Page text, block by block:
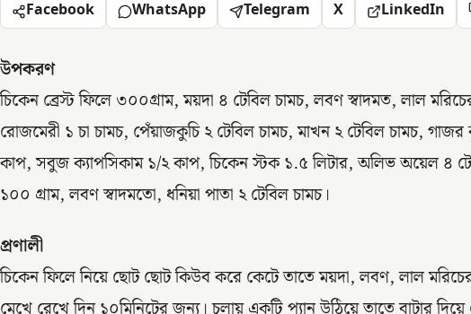
Facebook WhatsApp Telegram X LinkedIn
উপকরণ
চিকেন ব্রেস্ট ফিলে ৩০০গ্রাম, ময়দা ৪ টেবিল চামচ, লবণ স্বাদমত, লাল
রোজমেরী ১ চা চামচ, পেঁয়াজকুচি ২ টেবিল চামচ, মাখন ২ টেবিল চামচ,
কাপ, সবুজ ক্যাপসিকাম ১/২ কাপ, চিকেন স্টক ১.৫ লিটার, অলিভ অয়েল ৪
১০০ গ্রাম, লবণ স্বাদমতো, ধনিয়া পাতা ২ টেবিল চামচ।
প্রণালী
চিকেন ফিলে নিয়ে ছোট ছোট কিউব করে কেটে তাতে ময়দা, লবণ, লাল